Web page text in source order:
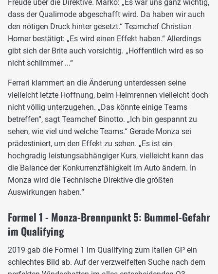
Freude über die Direktive. Marko: „Es war uns ganz wichtig,
dass der Qualimode abgeschafft wird. Da haben wir auch
den nötigen Druck hinter gesetzt.“ Teamchef Christian
Horner bestätigt: „Es wird einen Effekt haben.“ Allerdings
gibt sich der Brite auch vorsichtig. „Hoffentlich wird es so
nicht schlimmer ...“
Ferrari klammert an die Änderung unterdessen seine
vielleicht letzte Hoffnung, beim Heimrennen vielleicht doch
nicht völlig unterzugehen. „Das könnte einige Teams
betreffen“, sagt Teamchef Binotto. „Ich bin gespannt zu
sehen, wie viel und welche Teams.“ Gerade Monza sei
prädestiniert, um den Effekt zu sehen. „Es ist ein
hochgradig leistungsabhängiger Kurs, vielleicht kann das
die Balance der Konkurrenzfähigkeit im Auto ändern. In
Monza wird die Technische Direktive die größten
Auswirkungen haben.“
Formel 1 - Monza-Brennpunkt 5: Bummel-Gefahr
im Qualifying
2019 gab die Formel 1 im Qualifying zum Italien GP ein
schlechtes Bild ab. Auf der verzweifelten Suche nach dem